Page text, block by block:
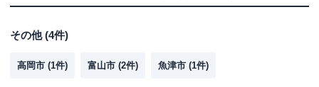
その他(4件)
高岡市 (1件) 富山市 (2件) 魚津市 (1件)